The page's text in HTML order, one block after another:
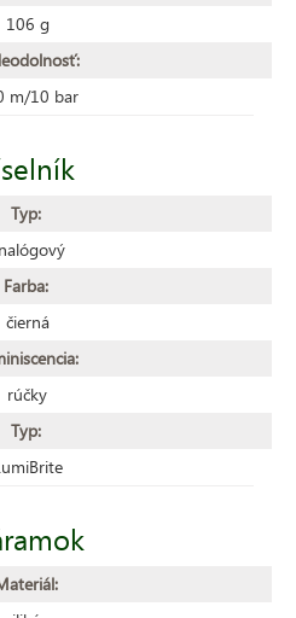
106 g
m/10 bar
Typ:
Farba:
čierná
rúčky
Typ: